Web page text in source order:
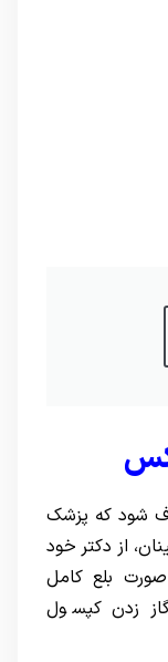
شود که پزشک
از دکتر خود
بلع کامل
زدن کپسول